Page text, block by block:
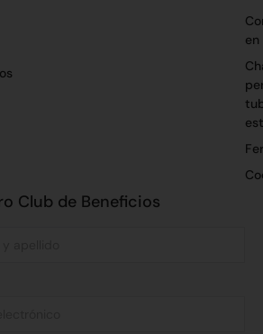
en
Club de Beneficios